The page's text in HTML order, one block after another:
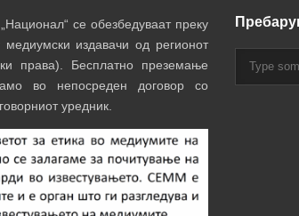
се обезбедуваат преку
издавачи од регионот
права). Бесплатно преземање
во непосреден договор со
уредник.